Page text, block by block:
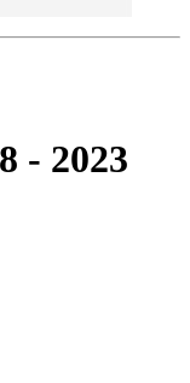
- 2023